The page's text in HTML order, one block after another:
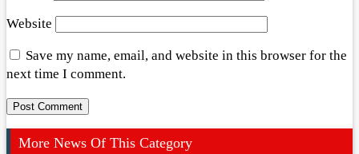
Website
Save my name, email, and website in this browser for the
next time I comment.
More News Of This Category